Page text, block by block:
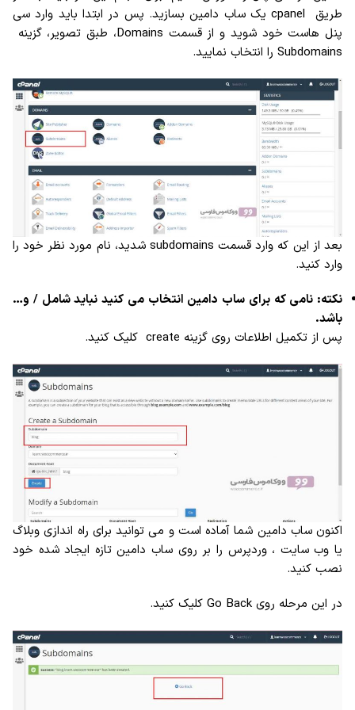
طریق cpanel یک ساب دامین بسازید. پس در ابتدا باید وارد سی
پنل هاست خود شوید و از قسمت Domains، طبق تصویر، گزینه
Subdomains را انتخاب نمایید.
بعد از این که وارد قسمت subdomains شدید، نام مورد نظر خود را
وارد کنید.
نکته: نامی که برای ساب دامین انتخاب می کنید نباید شامل / و…
باشد.
پس از تکمیل اطلاعات روی گزینه create کلیک کنید.
اکنون ساب دامین شما آماده است و می توانید برای راه اندازی وبلاگ
یا وب سایت ، وردپرس را بر روی ساب دامین تازه ایجاد شده خود
نصب کنید.
در این مرحله روی Go Back کلیک کنید.